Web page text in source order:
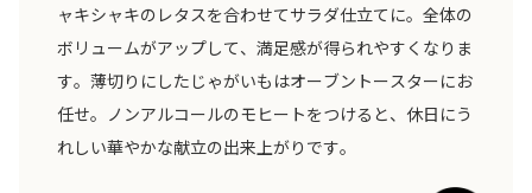
ャキシャキのレタスを合わせてサラダ仕立てに。全体の
ボリュームがアップして、満足感が得られやすくなりま
す。薄切りにしたじゃがいもはオーブントースターにお
任せ。ノンアルコールのモヒートをつけると、休日にう
れしい華やかな献立の出来上がりです。